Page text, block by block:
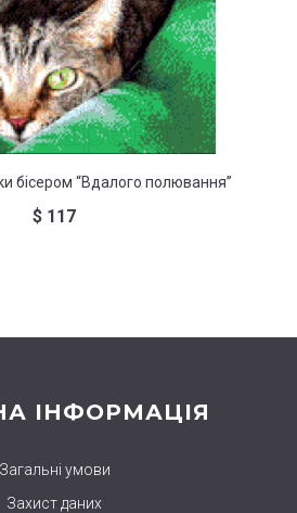
бісером “Вдалого полювання”
$ 117
ІНФОРМАЦІЯ
Загальні умови
Захист даних